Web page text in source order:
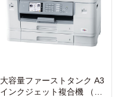
大容量ファーストタンク A3
インクジェット複合機 （FA